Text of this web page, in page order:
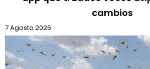
cambios
7 Agosto 2026